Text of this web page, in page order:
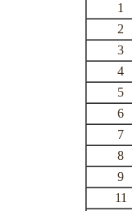
1
2
3
4
5
6
7
8
9
11